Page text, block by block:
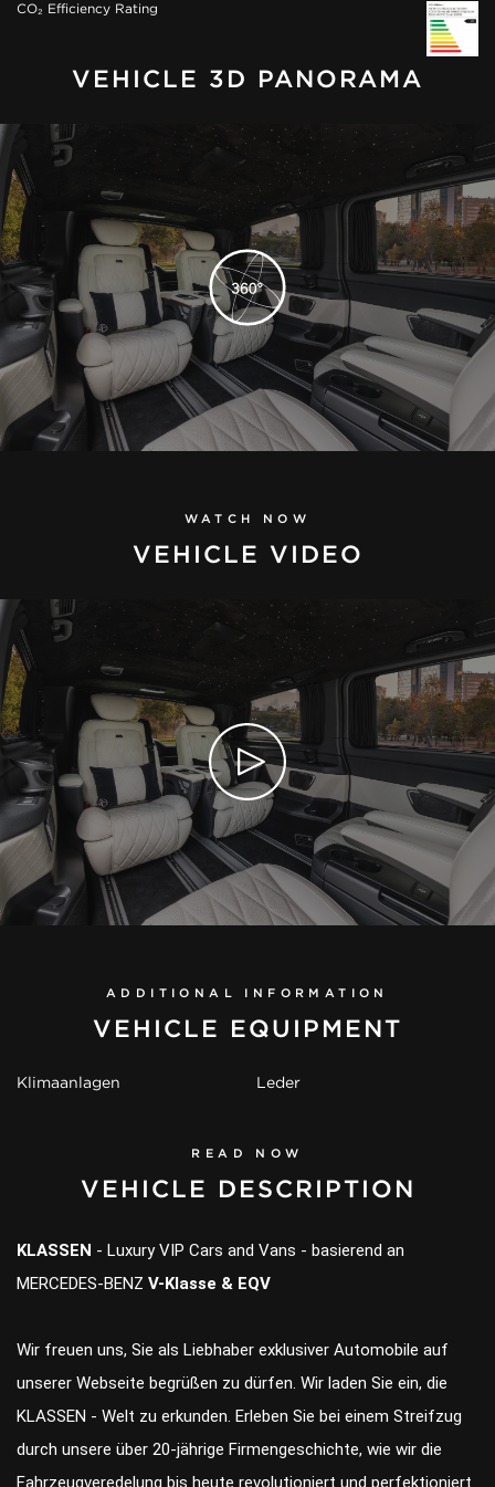
CO₂ Efficiency Rating
VEHICLE 3D PANORAMA
WATCH NOW
VEHICLE VIDEO
ADDITIONAL INFORMATION
VEHICLE EQUIPMENT
Klimaanlagen Leder
READ NOW
VEHICLE DESCRIPTION
KLASSEN - Luxury VIP Cars and Vans - basierend an
MERCEDES-BENZ V-Klasse & EQV
Wir freuen uns, Sie als Liebhaber exklusiver Automobile auf
unserer Webseite begrüßen zu dürfen. Wir laden Sie ein, die
KLASSEN - Welt zu erkunden. Erleben Sie bei einem Streifzug
durch unsere über 20-jährige Firmengeschichte, wie wir die
Fahrzeugveredelung bis heute revolutioniert und perfektioniert